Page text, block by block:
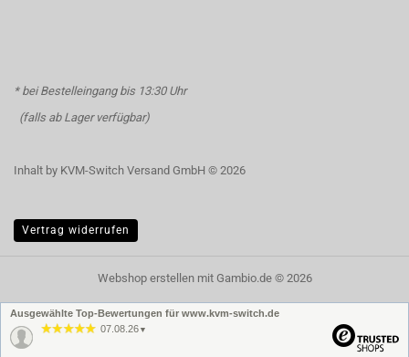
* bei Bestelleingang bis 13:30 Uhr
(falls ab Lager verfügbar)
Inhalt by KVM-Switch Versand GmbH © 2026
Vertrag widerrufen
Webshop erstellenmit Gambio.de © 2026
Ausgewählte Top-Bewertungen für www.kvm-switch.de
07.08.26 ▼